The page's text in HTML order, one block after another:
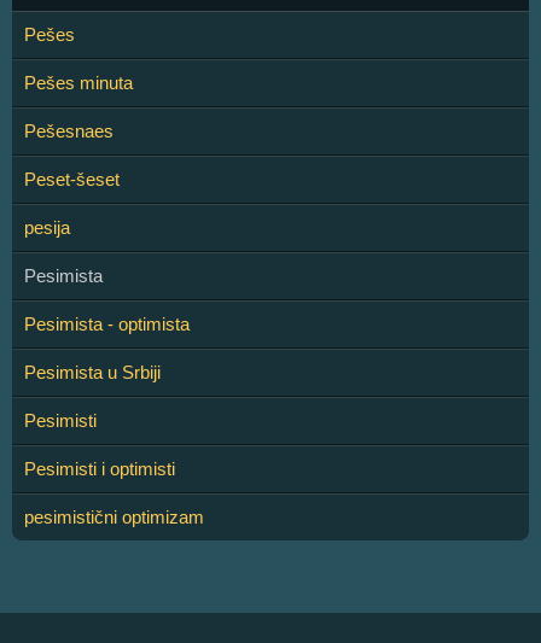
Pešes
Pešes minuta
Pešesnaes
Peset-šeset
pesija
Pesimista
Pesimista - optimista
Pesimista u Srbiji
Pesimisti
Pesimisti i optimisti
pesimistični optimizam